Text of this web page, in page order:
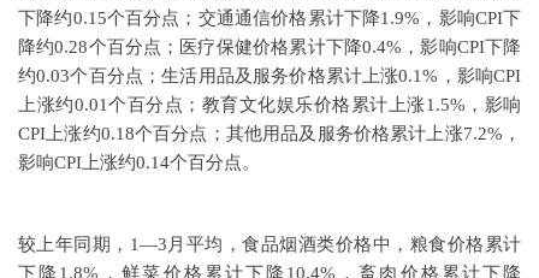
下降约0.15个百分点；交通通信价格累计下降1.9%，影响CPI下
降约0.28个百分点；医疗保健价格累计下降0.4%，影响CPI下降
约0.03个百分点；生活用品及服务价格累计上涨0.1%，影响CPI
上涨约0.01个百分点；教育文化娱乐价格累计上涨1.5%，影响
CPI上涨约0.18个百分点；其他用品及服务价格累计上涨7.2%，
影响CPI上涨约0.14个百分点。
较上年同期，1—3月平均，食品烟酒类价格中，粮食价格累计
下降1.8%，鲜菜价格累计下降10.4%，畜肉价格累计下降